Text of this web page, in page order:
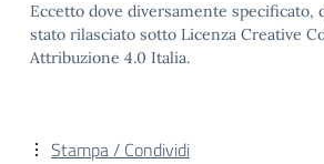
Eccetto dove diversamente specificato,
stato rilasciato sotto Licenza Creative
Attribuzione 4.0 Italia.
Stampa / Condividi